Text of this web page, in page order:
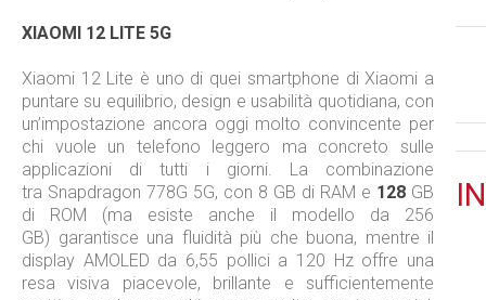
XIAOMI 12 LITE 5G
Xiaomi 12 Lite è uno di quei smartphone di Xiaomi a
puntare su equilibrio, design e usabilità quotidiana, con
un’impostazione ancora oggi molto convincente per
chi vuole un telefono leggero ma concreto sulle
applicazioni di tutti i giorni. La combinazione
tra Snapdragon 778G 5G, con 8 GB di RAM e 128 GB
di ROM (ma esiste anche il modello da 256
GB) garantisce una fluidità più che buona, mentre il
display AMOLED da 6,55 pollici a 120 Hz offre una
resa visiva piacevole, brillante e sufficientemente
IN